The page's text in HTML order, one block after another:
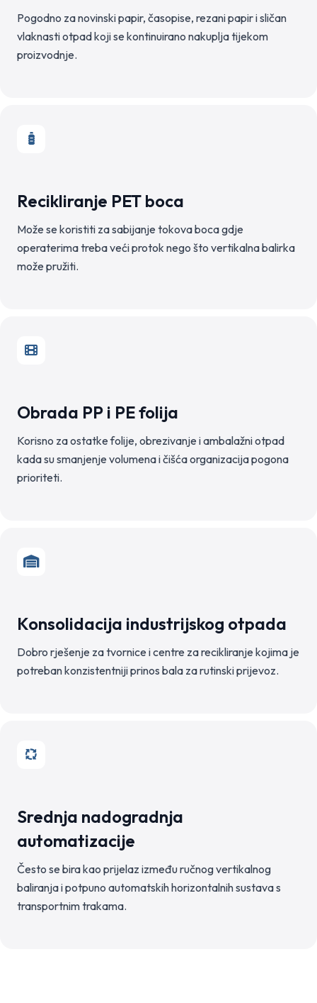
Pogodno za novinski papir, časopise, rezani papir i sličan
vlaknasti otpad koji se kontinuirano nakuplja tijekom
proizvodnje.
Recikliranje PET boca
Može se koristiti za sabijanje tokova boca gdje
operaterima treba veći protok nego što vertikalna balirka
može pružiti.
Obrada PP i PE folija
Korisno za ostatke folije, obrezivanje i ambalažni otpad
kada su smanjenje volumena i čišća organizacija pogona
prioriteti.
Konsolidacija industrijskog otpada
Dobro rješenje za tvornice i centre za recikliranje kojima je
potreban konzistentniji prinos bala za rutinski prijevoz.
Srednja nadogradnja
automatizacije
Često se bira kao prijelaz između ručnog vertikalnog
baliranja i potpuno automatskih horizontalnih sustava s
transportnim trakama.